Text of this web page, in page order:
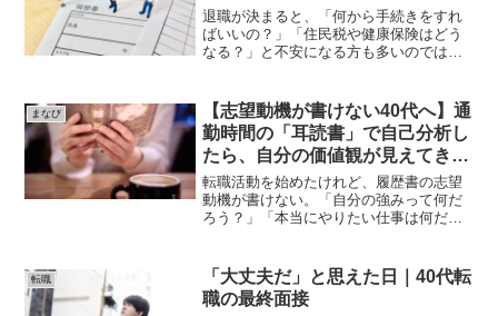
退職が決まると、「何から手続きをすれ
ばいいの？」「住民税や健康保険はどう
なる？」と不安になる方も多いのではな
かりませんでした。この記事では、退職
後にやることを順番に分か...
まなび
【志望動機が書けない40代へ】通
勤時間の「耳読書」で自己分析し
たら、自分の価値観が見えてきた
話
転職活動を始めたけれど、履歴書の志望
動機が書けない。「自分の強みって何だ
ろう？」「本当にやりたい仕事は何だろ
ていませんか？実は私も、転職活動を始
めた頃は同じでした。求人...
転職
「大丈夫だ」と思えた日｜40代転
職の最終面接